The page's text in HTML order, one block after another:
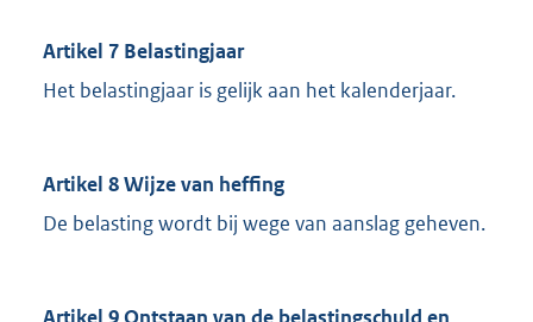
Artikel 7 Belastingjaar
Het belastingjaar is gelijk aan het kalenderjaar.
Artikel 8 Wijze van heffing
De belasting wordt bij wege van aanslag geheven.